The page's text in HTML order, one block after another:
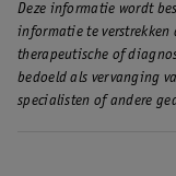
Deze informatie wordt
informatie te verstrekken
therapeutische of
bedoeld als vervanging
specialisten of andere